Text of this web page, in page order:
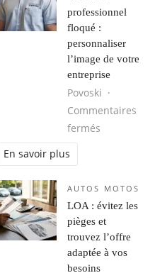
Création de Site Internet VTC
professionnel
floqué :
personnaliser
l’image de votre
entreprise
Povoski
Commentaires
fermés
En savoir plus
AUTOS MOTOS
LOA : évitez les
pièges et
trouvez l’offre
adaptée à vos
besoins